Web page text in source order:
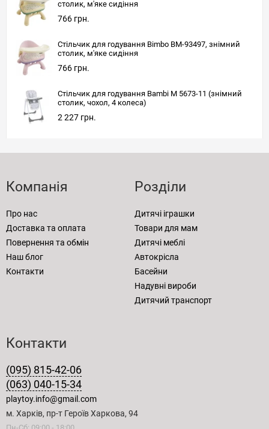
столик, м'яке сидіння
766 грн.
Стільчик для годування Bimbo BM-93497, знімний
столик, м'яке сидіння
766 грн.
Стільчик для годування Bambi M 5673-11 (знімний
столик, чохол, 4 колеса)
2 227 грн.
Компанія
Про нас
Доставка та оплата
Повернення та обмін
Наш блог
Контакти
Розділи
Дитячі іграшки
Товари для мам
Дитячі меблі
Автокрісла
Басейни
Надувні вироби
Дитячий транспорт
Контакти
(095) 815-42-06
(063) 040-15-34
playtoy.info@gmail.com
м. Харків, пр-т Героїв Харкова, 94